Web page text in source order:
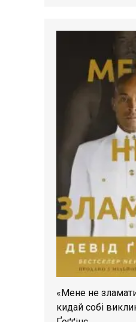
«Мене не
кидай собі